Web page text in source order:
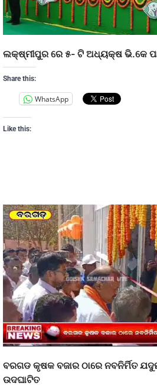
ଲକ୍ଷ୍ମୀପୁର ରେ ୫- ଟି ଅଧ୍ୟକ୍ଷ ଭି.କେ
Share this:
WhatsApp
Like this:
ବରଗଡ କୃଷକ ବଜାର ଠାରେ ନବନିର୍ମିତ
ଉଦଘାଟିତ